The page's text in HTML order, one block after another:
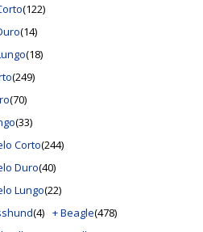
(122)
(14)
(18)
(249)
(70)
(33)
Corto(244)
Duro(40)
Lungo(22)
(4) + Beagle(478)